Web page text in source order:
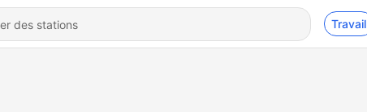
Travail